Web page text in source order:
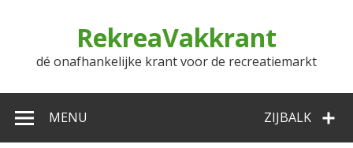
RekreaVakkrant
dé onafhankelijke krant voor de recreatiemarkt
ZIJBALK
MENU